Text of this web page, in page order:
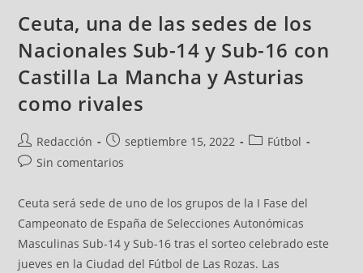
Ceuta, una de las sedes de los
Nacionales Sub-14 y Sub-16 con
Castilla La Mancha y Asturias
como rivales
Redacción septiembre 15, 2022
Fútbol
Sin comentarios
Ceuta será sede de uno de los grupos de la I Fase del
Campeonato de España de Selecciones Autonómicas
Masculinas Sub-14 y Sub-16 tras el sorteo celebrado este
jueves en la Ciudad del Fútbol de Las Rozas. Las